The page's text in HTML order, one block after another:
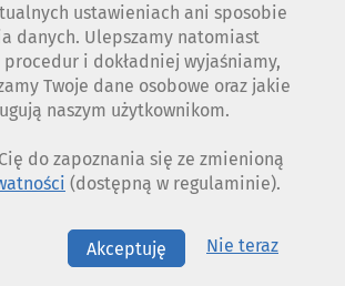
ustawieniach ani sposobie
danych. Ulepszamy natomiast
procedur i dokładniej wyjaśniamy,
Twoje dane osobowe oraz jakie
naszym użytkownikom.
do zapoznania się ze zmienioną
(dostępną w regulaminie).
Akceptuję Nie teraz